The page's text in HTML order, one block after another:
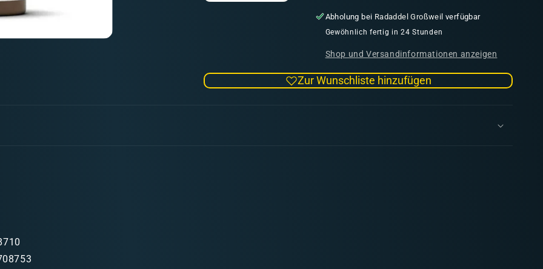
Abholung bei Radaddel Großweil verfügbar
Gewöhnlich fertig in 24 Stunden
Shop und Versandinformationen anzeigen
Beige
Beige
BrownZur Wunschliste hinzufügen